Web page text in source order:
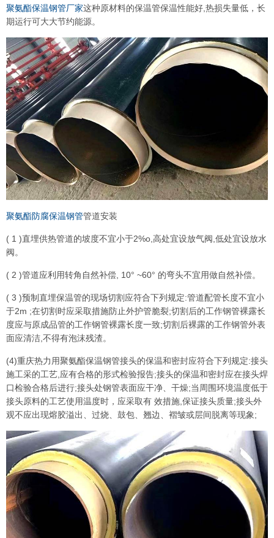
聚氨酯保温钢管厂家这种原材料的保温管保温性能好,热损失量低，长
期运行可大大节约能源。
聚氨酯防腐保温钢管管道安装
( 1 )直埋供热管道的坡度不宜小于2%o,高处宜设放气阀,低处宜设放水
阀。
( 2 )管道应利用转角自然补偿, 10° ~60° 的弯头不宜用做自然补偿。
( 3 )预制直埋保温管的现场切割应符合下列规定:管道配管长度不宜小
于2m ;在切割时应采取措施防止外护管脆裂;切割后的工作钢管裸露长
度应与原成品管的工作钢管裸露长度一致;切割后裸露的工作钢管外表
面应清洁,不得有泡沫残渣。
(4)重庆热力用聚氨酯保温钢管接头的保温和密封应符合下列规定:接头
施工采的工艺,应有合格的形式检验报告;接头的保温和密封应在接头焊
口检验合格后进行;接头处钢管表面应干净、干燥;当周围环境温度低于
接头原料的工艺使用温度时，应采取有 效措施,保证接头质量;接头外
观不应出现熔胶溢出、过烧、鼓包、翘边、褶皱或层间脱离等现象;